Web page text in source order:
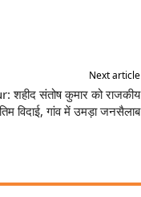
Next article
शहीद संतोष कुमार को राजकीय
विदाई, गांव में उमड़ा जनसैलाब